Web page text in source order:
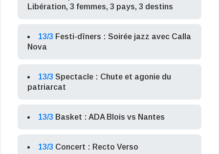
Libération, 3 femmes, 3 pays, 3 destins
13/3 Festi-dîners : Soirée jazz avec Calla
Nova
13/3 Spectacle : Chute et agonie du
patriarcat
13/3 Basket : ADA Blois vs Nantes
13/3 Concert : Recto Verso